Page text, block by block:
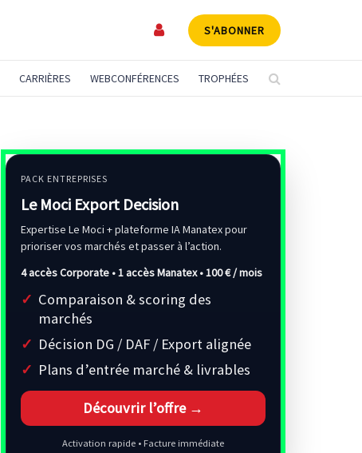
S'ABONNER
CARRIÈRES WEBCONFÉRENCES TROPHÉES
PACK ENTREPRISES
Le Moci Export Decision
Expertise Le Moci + plateforme IA Manatex pour
prioriser vos marchés et passer à l’action.
4 accès Corporate • 1 accès Manatex •100 € / mois
Comparaison & scoring des
marchés
Décision DG / DAF / Export alignée
Plans d’entrée marché & livrables
Découvrir l’offre →
Activation rapide • Facture immédiate